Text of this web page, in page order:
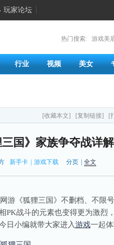
玩家论坛
热门搜索: 游戏美
行业 视频 美女
[收藏本文] [复制链接] [
国》家族争夺战详解
新手卡 游戏下载 分页 全文
游《狐狸三国》不删档、不限
PK战斗的元素也变得更为激烈
日小编就带大家进入游戏一起